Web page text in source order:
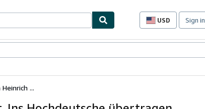
USD
Site
preferences
Sign in
...